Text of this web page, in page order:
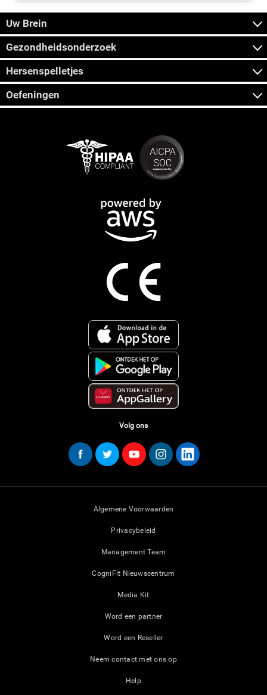
Uw Brein
Gezondheidsonderzoek
Hersenspelletjes
Oefeningen
Volg ons
Algemene Voorwaarden
Privacybeleid
Management Team
CogniFit Nieuwscentrum
Media Kit
Word een partner
Word een Reseller
Neem contact met ons op
Help